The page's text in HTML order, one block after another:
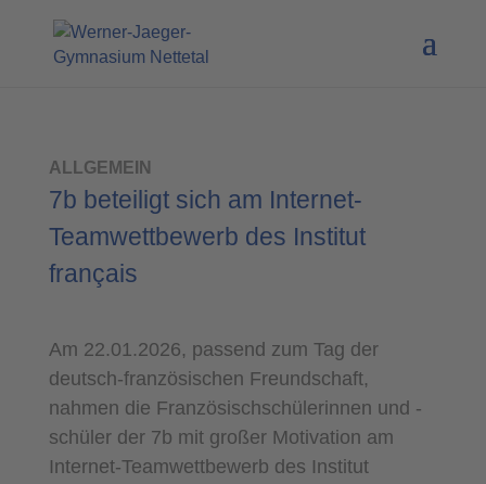
ALLGEMEIN
7b beteiligt sich am Internet-
Teamwettbewerb des Institut
français
Am 22.01.2026, passend zum Tag der
deutsch-französischen Freundschaft,
nahmen die Französischschülerinnen und -
schüler der 7b mit großer Motivation am
Internet-Teamwettbewerb des Institut